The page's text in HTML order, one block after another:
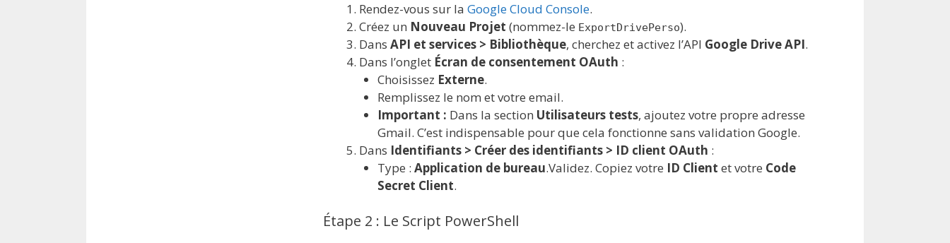
Rendez-vous sur la Google Cloud Console.
Créez un Nouveau Projet (nommez-le ExportDrivePerso).
Dans API et services > Bibliothèque, cherchez et activez l’API Google Drive API.
Dans l’onglet Écran de consentement OAuth :
Choisissez Externe.
Remplissez le nom et votre email.
Important : Dans la section Utilisateurs tests, ajoutez votre propre adresse
Gmail. C’est indispensable pour que cela fonctionne sans validation Google.
Dans Identifiants > Créer des identifiants > ID client OAuth :
Type : Application de bureau.Validez. Copiez votre ID Client et votre Code
Secret Client.
Étape 2 : Le Script PowerShell